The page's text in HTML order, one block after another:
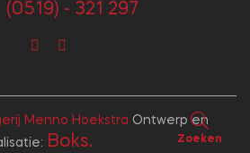
Zoeken
(0519) - 321 297
Menno Hoekstra Ontwerp en
Boks.